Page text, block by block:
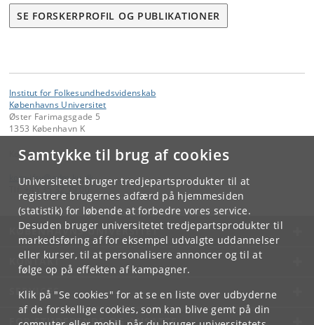
Samtykke til brug af cookies
Universitetet bruger tredjepartsprodukter til at
registrere brugernes adfærd på hjemmesiden
(statistik) for løbende at forbedre vores service.
Desuden bruger universitetet tredjepartsprodukter til
markedsføring af for eksempel udvalgte uddannelser
eller kurser, til at personalisere annoncer og til at
følge op på effekten af kampagner.
Klik på "Se cookies" for at se en liste over udbyderne
af de forskellige cookies, som kan blive gemt på din
SE FORSKERPROFIL OG PUBLIKATIONER
Institut for Folkesundhedsvidenskab
Københavns Universitet
Øster Farimagsgade 5
1353 København K
Kontakt:
kom-ifsv@adm.ku dk
KØBENHAVNS UNIVERSITET
KONTAKT
SERVICES
FOR STUDERENDE OG ANSATTE